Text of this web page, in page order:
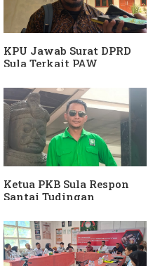
KPU Jawab Surat DPRD
Sula Terkait PAW
Hanura
Ketua PKB Sula Respon
Santai Tudingan
Dia Kangen Saya